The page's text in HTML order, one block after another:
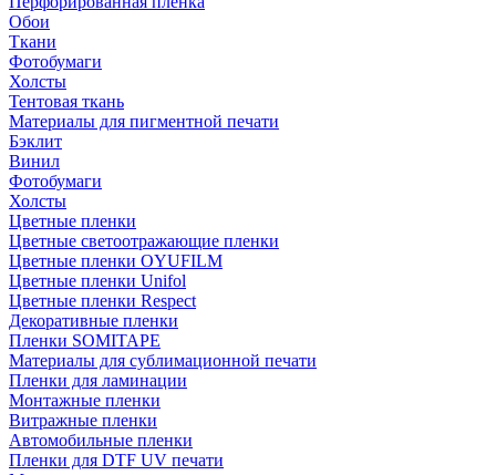
Обои
Ткани
Фотобумаги
Холсты
Тентовая ткань
Материалы для пигментной печати
Бэклит
Винил
Фотобумаги
Холсты
Цветные пленки
Цветные светоотражающие пленки
Цветные пленки OYUFILM
Цветные пленки Unifol
Цветные пленки Respect
Декоративные пленки
Пленки SOMITAPE
Материалы для сублимационной печати
Пленки для ламинации
Монтажные пленки
Витражные пленки
Автомобильные пленки
Пленки для DTF UV печати